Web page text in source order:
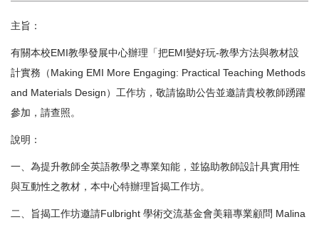
主旨：
有關本校EMI教學發展中心辦理「把EMI變好玩-教學方法與教材設
計實務（Making EMI More Engaging: Practical Teaching Methods
and Materials Design）工作坊，敬請協助公告並邀請貴校教師踴躍
參加，請查照。
說明：
一、為提升教師全英語教學之專業知能，並協助教師設計具實用性
與互動性之教材，本中心特辦理旨揭工作坊。
二、旨揭工作坊邀請Fulbright 學術交流基金會美籍專業顧問 Malina